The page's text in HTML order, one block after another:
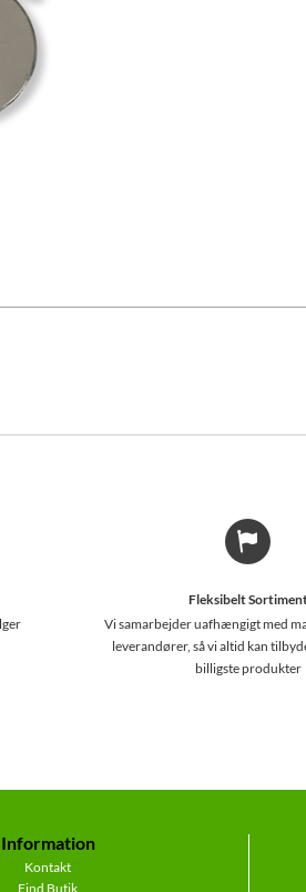
Fleksibelt
Vi samarbejder uafhængigt med
leverandører, så vi altid kan
billigste produkter
Information
Kontakt
Find Butik